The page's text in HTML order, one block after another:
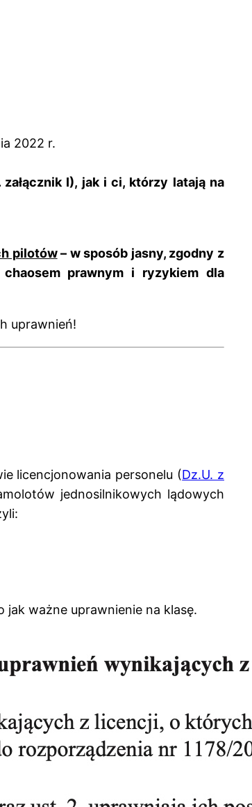
2022 r.
I), jak i ci, którzy latają na
pilotów– w sposób jasny, zgodny z
chaosem prawnym i ryzykiem dla
uprawnień!
licencjonowania personelu (Dz.U. z
jednosilnikowych lądowych
ważne uprawnienie na klasę.